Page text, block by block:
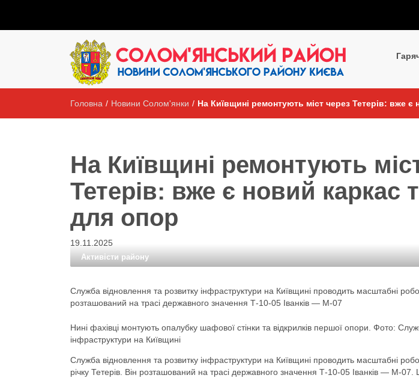
Головна / Новини Солом'янки / На Київщині ремонтують міст через Тетерів: вже
На Київщині ремонтують
Тетерів: вже є новий каркас
для опор
19.11.2025
Активісти району
Служба відновлення та розвитку інфраструктури на Київщині проводить масштабні
розташований на трасі державного значення Т-10-05 Іванків — М-07
Нині фахівці монтують опалубку шафової стінки та відкрилків першої опори. Фото:
інфраструктури на Київщині
Служба відновлення та розвитку інфраструктури на Київщині проводить масштабні
річку Тетерів. Він розташований на трасі державного значення Т-10-05 Іванків — М-